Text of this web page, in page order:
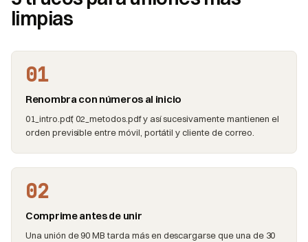
limpias
01
Renombra con números al inicio
01_intro.pdf, 02_metodos.pdf y así sucesivamente mantienen el
orden previsible entre móvil, portátil y cliente de correo.
02
Comprime antes de unir
Una unión de 90 MB tarda más en descargarse que una de 30